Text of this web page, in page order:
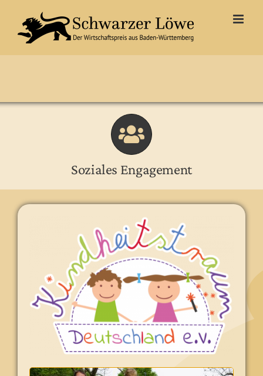
Inhalt
springen
Soziales Engagement